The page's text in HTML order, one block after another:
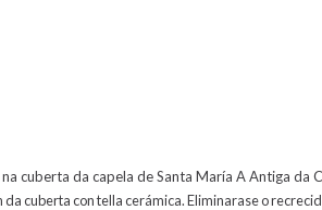
cuberta da capela de Santa María A Antiga da
da cuberta con tella cerámica. Eliminarase o